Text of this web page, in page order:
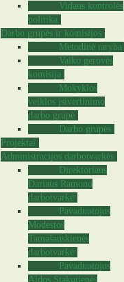
Vidaus kontrolės
politika
Darbo grupės ir komisijos
Metodinė taryba
Vaiko gerovės
komisija
Mokyklos
veiklos įsivertinimo
darbo grupė
Darbo grupės
Projektai
Administracijos darbotvarkės
Direktoriaus
Dariaus Ramono
darbotvarkė
Pavaduotojos
Modestos
Tamašauskienės
darbotvarkė
Pavaduotojos
Aidos Stakutienės